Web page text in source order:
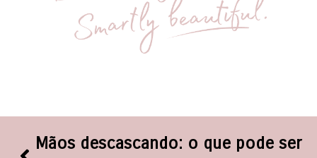
Mãos descascando: o que pode ser